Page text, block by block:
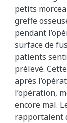
petits
greffe
pendant
surface de
patients
prélevé.
après
l’opération,
encore mal.
rapportaient